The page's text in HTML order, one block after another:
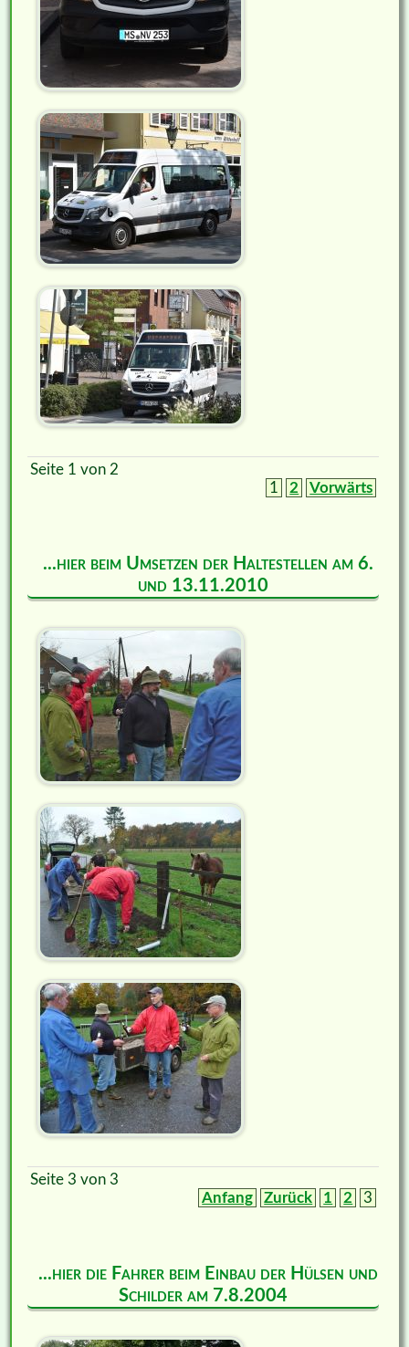
Seite 1 von 2
1
2 Vorwärts
...hier beim Umsetzen der Haltestellen am 6.
und 13.11.2010
Seite 3 von 3
Anfang
Zurück 1 2 3
...hier die Fahrer beim Einbau der Hülsen und
Schilder am 7.8.2004